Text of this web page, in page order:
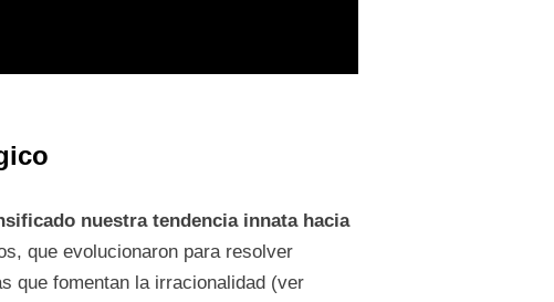
nuestra tendencia innata hacia
que evolucionaron para resolver
que fomentan la irracionalidad (ver